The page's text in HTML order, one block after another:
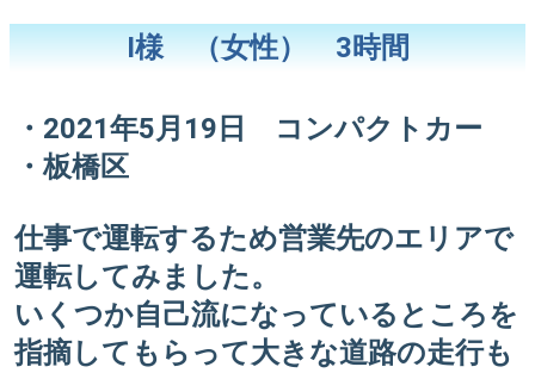
I様 （女性） 3時間
・2021年5月19日 コンパクトカー
・板橋区
仕事で運転するため営業先のエリアで
運転してみました。
いくつか自己流になっているところを
指摘してもらって大きな道路の走行も